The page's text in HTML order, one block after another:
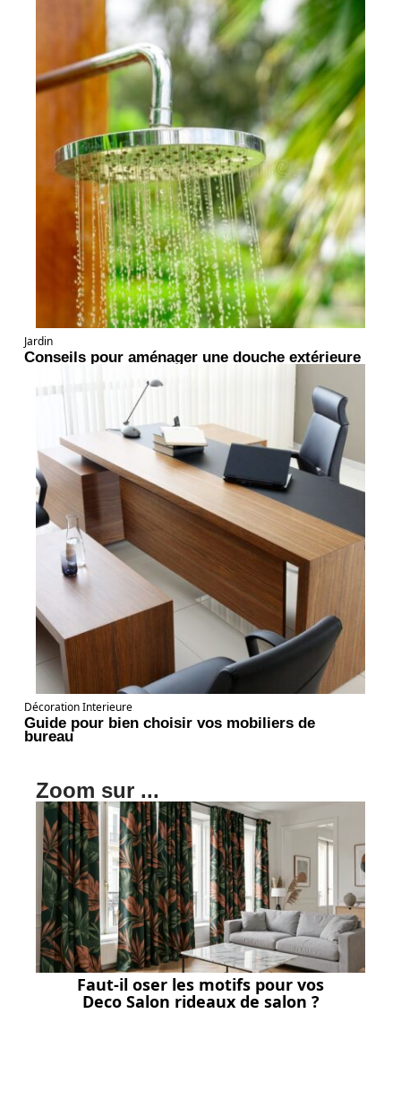
Jardin
Conseils pour aménager une douche extérieure
Décoration Interieure
Guide pour bien choisir vos mobiliers de
bureau
Zoom sur ...
Faut-il oser les motifs pour vos
Deco Salon rideaux de salon ?